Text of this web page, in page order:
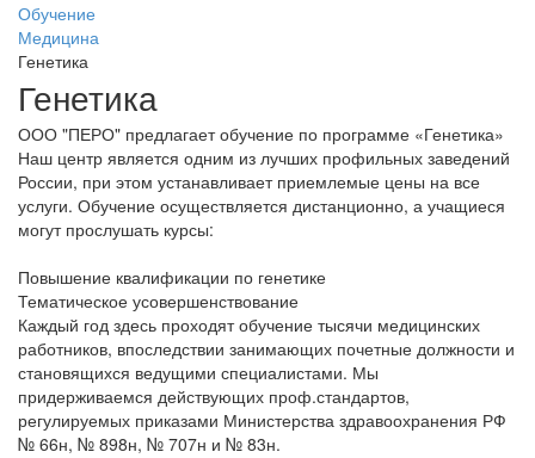
Обучение
Медицина
Генетика
Генетика
ООО "ПЕРО" предлагает обучение по программе «Генетика»
Наш центр является одним из лучших профильных заведений
России, при этом устанавливает приемлемые цены на все
услуги. Обучение осуществляется дистанционно, а учащиеся
могут прослушать курсы:
Повышение квалификации по генетике
Тематическое усовершенствование
Каждый год здесь проходят обучение тысячи медицинских
работников, впоследствии занимающих почетные должности и
становящихся ведущими специалистами. Мы
придерживаемся действующих проф.стандартов,
регулируемых приказами Министерства здравоохранения РФ
№ 66н, № 898н, № 707н и № 83н.